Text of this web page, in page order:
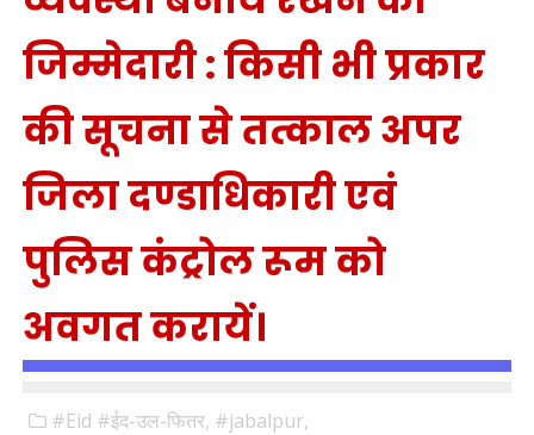
जिम्मेदारी : किसी भी प्रकार
की सूचना से तत्काल अपर
जिला दण्डाधिकारी एवं
पुलिस कंट्रोल रूम को
अवगत करायें।
#Eid #ईद-उल-फितर, #jabalpur,